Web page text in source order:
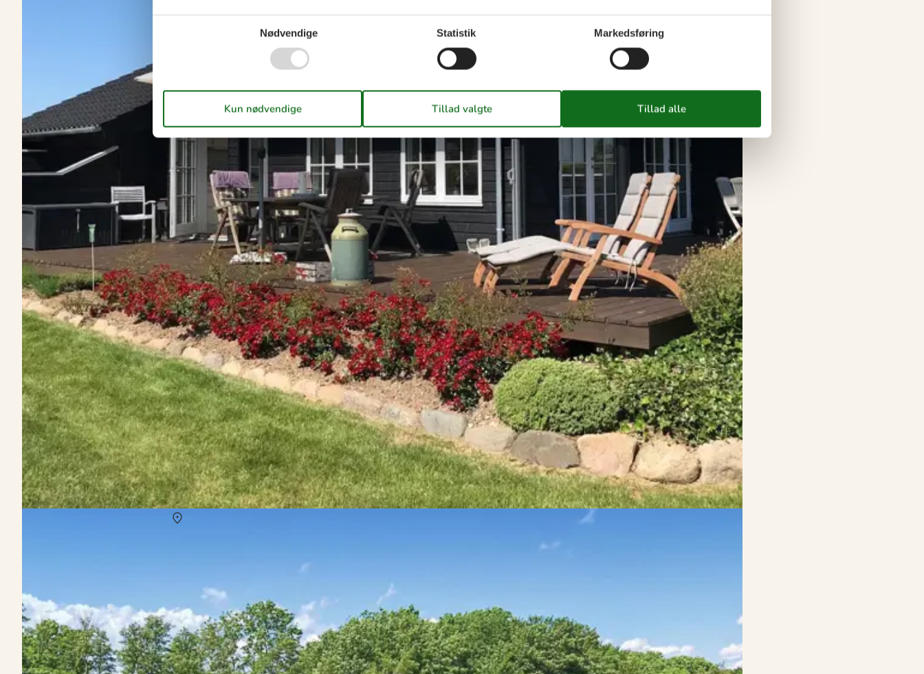
Sommerhus på Als i uge 30
vandreture i de frodige skove, og aftenerne byder på hygge i det hyggelige sommerhus, imens mørket falder på over den danske sommer.
Nødvendige Statistik Markedsføring